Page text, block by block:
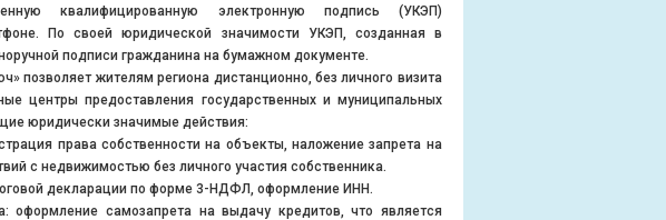
квалифицированную электронную подпись (УКЭП)
По своей юридической значимости УКЭП, созданная в
подписи гражданина на бумажном документе.
позволяет жителям региона дистанционно, без личного визита
центры предоставления государственных и муниципальных
юридически значимые действия:
права собственности на объекты, наложение запрета на
с недвижимостью без личного участия собственника.
декларации по форме 3-НДФЛ, оформление ИНН.
самозапрета на выдачу кредитов, что является